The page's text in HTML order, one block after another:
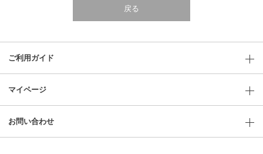
戻る
ご利用ガイド
マイページ
お問い合わせ